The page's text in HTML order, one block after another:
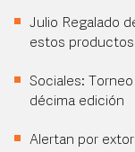
Julio Regalado
estos
Sociales:
décima edición
Alertan por